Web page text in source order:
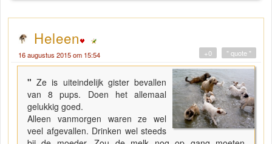
Heleen
16 augustus 2015 om 15:54 " quote "
+0
" Ze is uiteindelijk gister bevallen
van 8 pups. Doen het allemaal
gelukkig goed.
Alleen vanmorgen waren ze wel
veel afgevallen. Drinken wel steeds